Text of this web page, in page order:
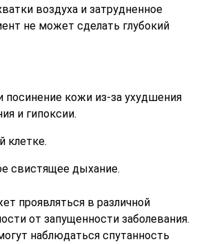
воздуха и затрудненное
не может сделать глубокий
посинение кожи из-за ухудшения
и гипоксии.
клетке.
свистящее дыхание.
проявляться в различной
от запущенности заболевания.
наблюдаться спутанность